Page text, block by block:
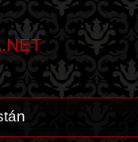
.NET